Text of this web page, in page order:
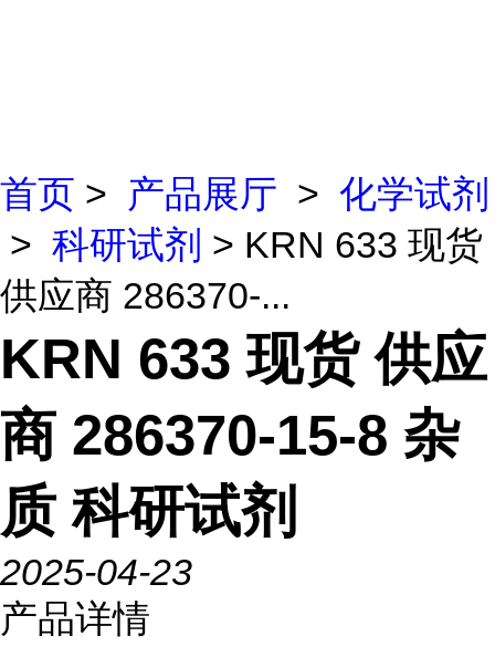
首页 > 产品展厅 > 化学试剂
> 科研试剂 > KRN 633 现货
供应商 286370-...
KRN 633 现货 供应
商 286370-15-8 杂
质 科研试剂
2025-04-23
产品详情